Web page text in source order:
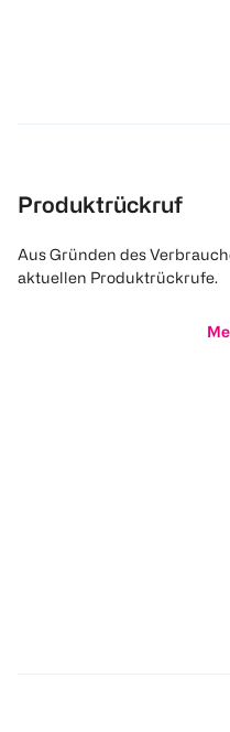
Produktrückruf
Aus Gründen des
aktuellen Produktrückrufe.